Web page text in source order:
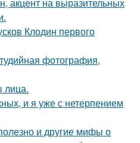
Клодин первого
фотография,
лица.
и я уже с нетерпением
и другие мифы о